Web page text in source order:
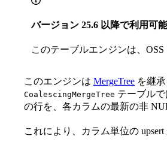
バージョン 25.6 以降で利用可能
このテーブルエンジンは、
このエンジンは MergeTree を継
CoalescingMergeTree テーブル
の行を、各カラムの最新の非
これにより、カラム単位の